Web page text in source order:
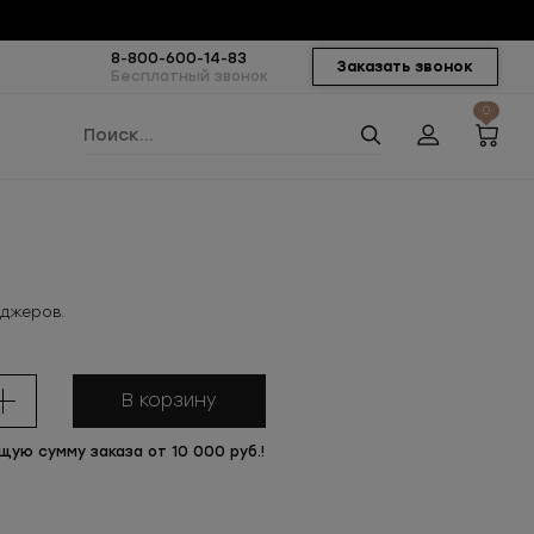
Заказать звонок
8-800-600-14-83
Бесплатный звонок
0
В корзину
сумму заказа от 10 000 руб.!